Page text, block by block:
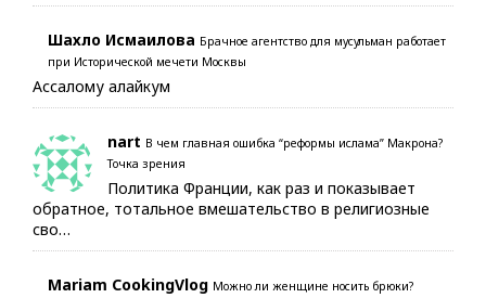
Шахло Исмаилова Брачное агентство для мусульман работает
при Исторической мечети Москвы
Ассалому алайкум
nart В чем главная ошибка “реформы ислама” Макрона?
Точка зрения
Политика Франции, как раз и показывает
обратное, тотальное вмешательство в религиозные
сво…
Mariam CookingVlog Можно ли женщине носить брюки?